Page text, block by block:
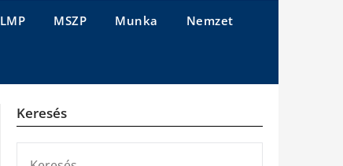
LMP MSZP Munka Nemzet
Keresés